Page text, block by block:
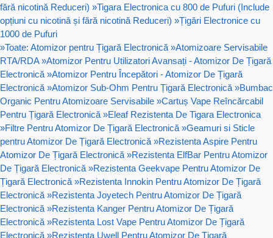
fără nicotină Reduceri) »Tigara Electronica cu 800 de Pufuri (Include
opțiuni cu nicotină și fără nicotină Reduceri) »Țigări Electronice cu
1000 de Pufuri
»Toate: Atomizor pentru Țigară Electronică »Atomizoare Servisabile
RTA/RDA »Atomizor Pentru Utilizatori Avansați - Atomizor De Țigară
Electronică »Atomizor Pentru Începători - Atomizor De Țigară
Electronică »Atomizor Sub-Ohm Pentru Țigară Electronică »Bumbac
Organic Pentru Atomizoare Servisabile »Cartuș Vape Reîncărcabil
Pentru Țigară Electronică »Eleaf Rezistenta De Tigara Electronica
»Filtre Pentru Atomizor De Țigară Electronică »Geamuri si Sticle
pentru Atomizor De Țigară Electronică »Rezistenta Aspire Pentru
Atomizor De Țigară Electronică »Rezistenta ElfBar Pentru Atomizor
De Țigară Electronică »Rezistenta Geekvape Pentru Atomizor De
Țigară Electronică »Rezistenta Innokin Pentru Atomizor De Țigară
Electronică »Rezistenta Joyetech Pentru Atomizor De Țigară
Electronică »Rezistenta Kanger Pentru Atomizor De Țigară
Electronică »Rezistenta Lost Vape Pentru Atomizor De Țigară
Electronică »Rezistenta Uwell Pentru Atomizor De Țigară